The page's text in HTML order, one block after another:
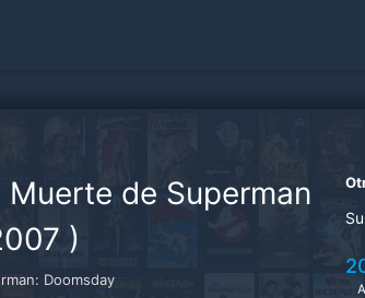
Muerte de Superman
)
Doomsday